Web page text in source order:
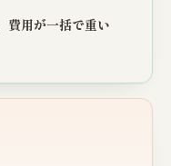
費用が一括で重い